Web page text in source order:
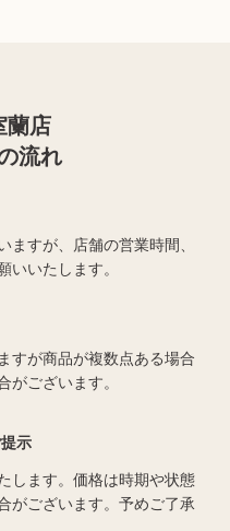
蘭店
流れ
ますが、店舗の営業時間、
いいたします。
すが商品が複数点ある場合
がございます。
示
します。価格は時期や状態
がございます。予めご了承